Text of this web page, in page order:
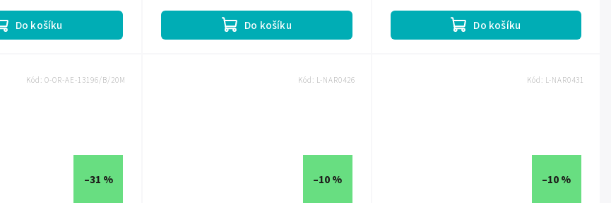
Do košíku Do košíku Do košíku
–31 %
Kód:O-OR-AE-13196/B/20M
–10 %
Kód: L-NAR0426
–10 %
Kód: L-NAR0431